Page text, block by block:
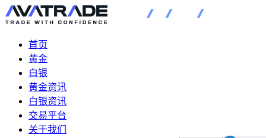
首页
黄金
白银
黄金资讯
白银资讯
交易平台
关于我们